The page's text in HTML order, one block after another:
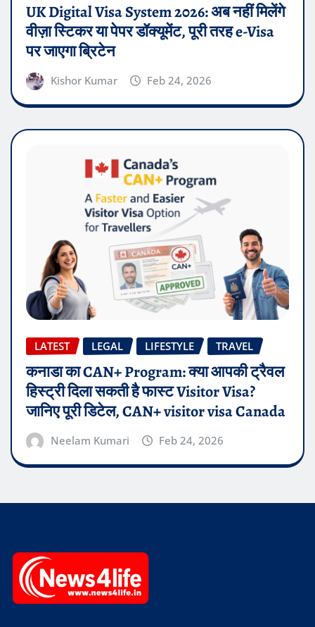
UK Digital Visa System 2026: अब नहीं मिलेंगे
वीज़ा स्टिकर या पेपर डॉक्यूमेंट, पूरी तरह e-Visa
पर जाएगा ब्रिटेन
Kishor Kumar Feb 24, 2026
LATEST LEGAL LIFESTYLE TRAVEL
कनाडा का CAN+ Program: क्या आपकी ट्रैवल
हिस्ट्री दिला सकती है फास्ट Visitor Visa?
जानिए पूरी डिटेल, CAN+ visitor visa Canada
Neelam Kumari Feb 24, 2026